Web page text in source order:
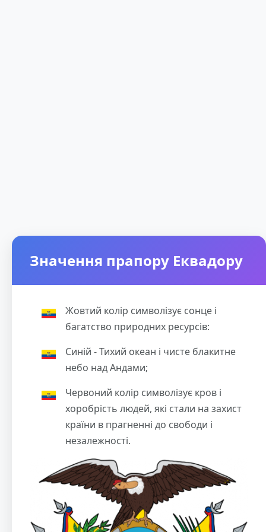
Значення прапору Еквадору
Жовтий колір символізує сонце і
багатство природних ресурсів:
Синій - Тихий океан і чисте блакитне
небо над Андами;
Червоний колір символізує кров і
хоробрість людей, які стали на захист
країни в прагненні до свободи і
незалежності.